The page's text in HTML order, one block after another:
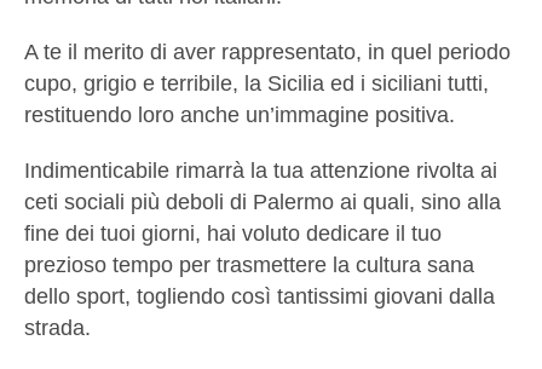
A te il merito di aver rappresentato, in quel periodo
cupo, grigio e terribile, la Sicilia ed i siciliani tutti,
restituendo loro anche un’immagine positiva.
Indimenticabile rimarrà la tua attenzione rivolta ai
ceti sociali più deboli di Palermo ai quali, sino alla
fine dei tuoi giorni, hai voluto dedicare il tuo
prezioso tempo per trasmettere la cultura sana
dello sport, togliendo così tantissimi giovani dalla
strada.